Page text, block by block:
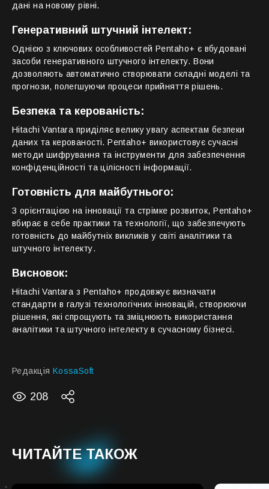
дані на новому рівні.
Генеративний штучний інтелект:
Однією з ключових особливостей Pentaho+ є вбудовані
засоби генеративного штучного інтелекту. Вони
дозволяють автоматично створювати складні моделі та
прогнози, полегшуючи процеси прийняття рішень.
Безпека та керованість:
Hitachi Vantara приділяє велику увагу аспектам безпеки
даних та керованості. Pentaho+ використовує сучасні
методи шифрування та інструменти для забезпечення
конфіденційності та цілісності інформації.
Готовність для майбутнього:
З орієнтацією на інновації та стрімке розвиток, Pentaho+
вбирає в себе практики та технології, що забезпечують
готовність до майбутніх викликів у світі аналітики та
штучного інтелекту.
Висновок:
Hitachi Vantara з Pentaho+ продовжує визначати
стандарти в галузі технологічних інновацій, створюючи
рішення, які спрощують та зміцнюють використання
аналітики та штучного інтелекту в сучасному бізнесі.
Редакція KossaSoft
208
ЧИТАЙТЕ ТАКОЖ